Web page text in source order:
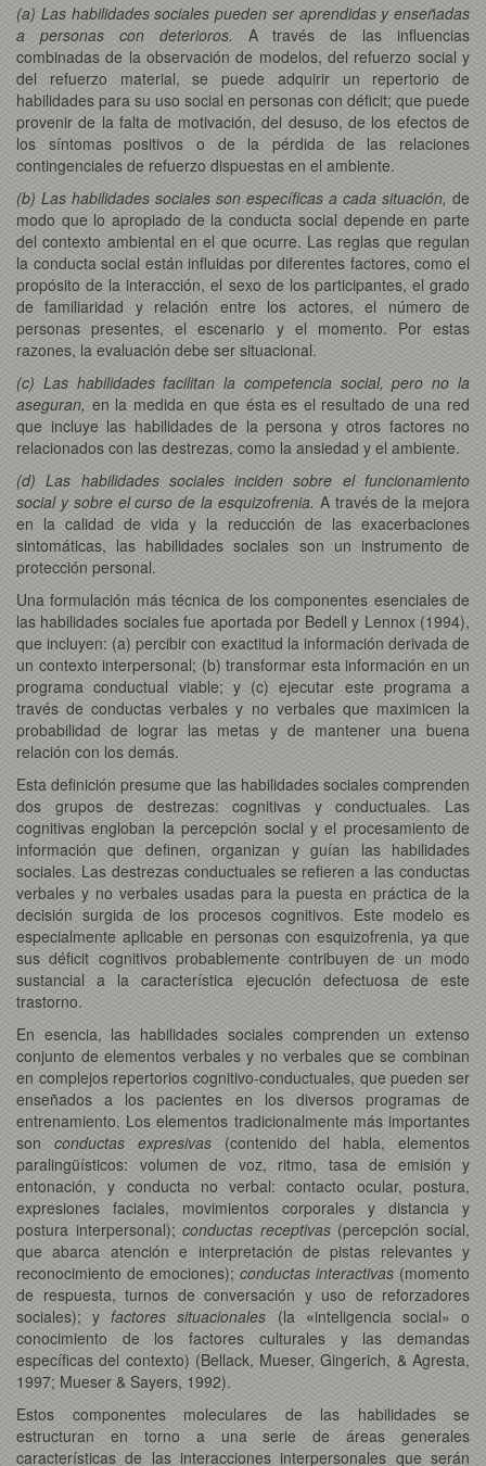
(a) Las habilidades sociales pueden ser aprendidas y enseñadas
a personas con deterioros. A través de las influencias
combinadas de la observación de modelos, del refuerzo social y
del refuerzo material, se puede adquirir un repertorio de
habilidades para su uso social en personas con déficit; que puede
provenir de la falta de motivación, del desuso, de los efectos de
los síntomas positivos o de la pérdida de las relaciones
contingenciales de refuerzo dispuestas en el ambiente.
(b) Las habilidades sociales son específicas a cada situación, de
modo que lo apropiado de la conducta social depende en parte
del contexto ambiental en el que ocurre. Las reglas que regulan
la conducta social están influidas por diferentes factores, como el
propósito de la interacción, el sexo de los participantes, el grado
de familiaridad y relación entre los actores, el número de
personas presentes, el escenario y el momento. Por estas
razones, la evaluación debe ser situacional.
(c) Las habilidades facilitan la competencia social, pero no la
aseguran, en la medida en que ésta es el resultado de una red
que incluye las habilidades de la persona y otros factores no
relacionados con las destrezas, como la ansiedad y el ambiente.
(d) Las habilidades sociales inciden sobre el funcionamiento
social y sobre el curso de la esquizofrenia. A través de la mejora
en la calidad de vida y la reducción de las exacerbaciones
sintomáticas, las habilidades sociales son un instrumento de
protección personal.
Una formulación más técnica de los componentes esenciales de
las habilidades sociales fue aportada por Bedell y Lennox (1994),
que incluyen: (a) percibir con exactitud la información derivada de
un contexto interpersonal; (b) transformar esta información en un
programa conductual viable; y (c) ejecutar este programa a
través de conductas verbales y no verbales que maximicen la
probabilidad de lograr las metas y de mantener una buena
relación con los demás.
Esta definición presume que las habilidades sociales comprenden
dos grupos de destrezas: cognitivas y conductuales. Las
cognitivas engloban la percepción social y el procesamiento de
información que definen, organizan y guían las habilidades
sociales. Las destrezas conductuales se refieren a las conductas
verbales y no verbales usadas para la puesta en práctica de la
decisión surgida de los procesos cognitivos. Este modelo es
especialmente aplicable en personas con esquizofrenia, ya que
sus déficit cognitivos probablemente contribuyen de un modo
sustancial a la característica ejecución defectuosa de este
trastorno.
En esencia, las habilidades sociales comprenden un extenso
conjunto de elementos verbales y no verbales que se combinan
en complejos repertorios cognitivo-conductuales, que pueden ser
enseñados a los pacientes en los diversos programas de
entrenamiento. Los elementos tradicionalmente más importantes
son conductas expresivas(contenido del habla, elementos
paralingüísticos: volumen de voz, ritmo, tasa de emisión y
entonación, y conducta no verbal: contacto ocular, postura,
expresiones faciales, movimientos corporales y distancia y
postura interpersonal);conductas receptivas(percepción social,
que abarca atención e interpretación de pistas relevantes y
reconocimiento de emociones); conductas interactivas (momento
de respuesta, turnos de conversación y uso de reforzadores
sociales); y factores situacionales (la «inteligencia social» o
conocimiento de los factores culturales y las demandas
específicas del contexto) (Bellack, Mueser, Gingerich, & Agresta,
1997; Mueser & Sayers, 1992).
Estos componentes moleculares de las habilidades se
estructuran en torno a una serie de áreas generales
características de las interacciones interpersonales que serán